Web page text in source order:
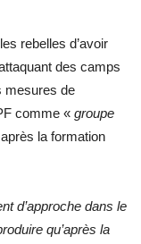
rebelles d’avoir
des camps
mesures de
comme « groupe
la formation
d’approche dans le
qu’après la